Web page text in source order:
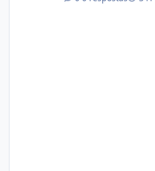
atualmente em